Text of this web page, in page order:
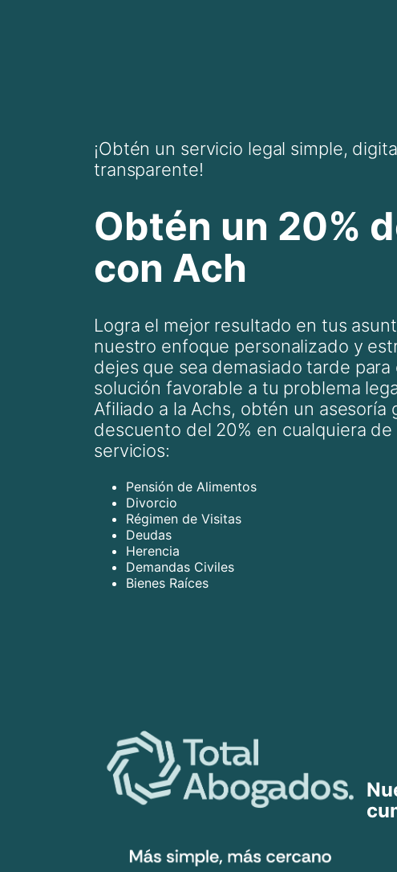
¡Obtén un servicio legal simple,
transparente!
Obtén un 20%
con Ach
Logra el mejor resultado en tus
nuestro enfoque personalizado y
dejes que sea demasiado tarde
solución favorable a tu problema
Afiliado a la Achs, obtén un asesoría
descuento del 20% en cualquiera
servicios:
Pensión de Alimentos
Divorcio
Régimen de Visitas
Deudas
Herencia
Demandas Civiles
Bienes Raíces